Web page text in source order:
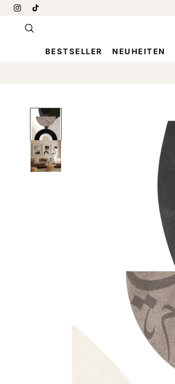
ZUM
INHALT
InstagramTikTok
BESTSELLER NEUHEITEN
ZU
PRODUKTINFORMATIONEN
SPRINGEN